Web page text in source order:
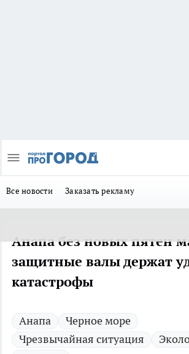
Все новости Заказать рекламу
Анапа без новых пятен
защитные валы держат
катастрофы
Анапа
Черное море
Чрезвычайная ситуация